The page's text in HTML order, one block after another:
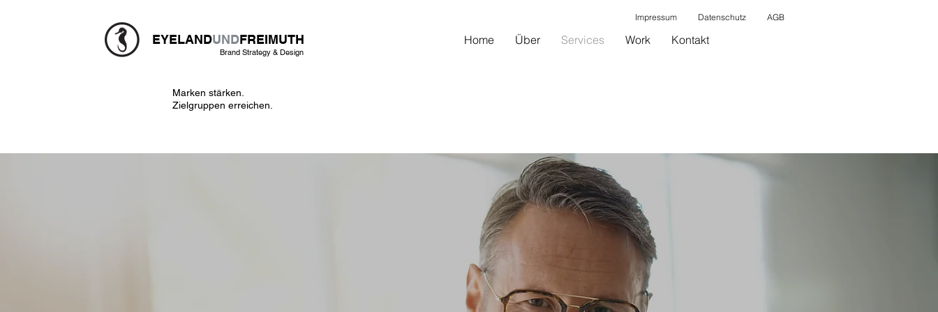
EYELANDUNDFREIMUTH
Brand Strategy & Design
Marken stärken.
Zielgruppen erreichen.
Home Über Services Work Kontakt
Impressum Datenschutz AGB